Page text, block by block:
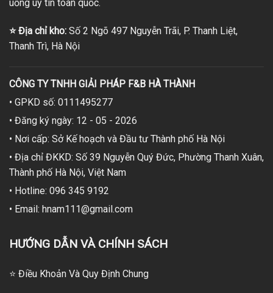
uống uy tín toàn quốc.
⭐Địa chỉ kho: Số 2 Ngõ 497 Nguyễn Trãi, P. Thanh Liệt,
Thanh Trì, Hà Nội
CÔNG TY TNHH GIẢI PHÁP F&B HÀ THÀNH
• GPKD số: 0111495277
• Đăng ký ngày: 12 - 05 - 2026
• Nơi cấp: Sở Kế hoạch và Đầu tư Thành phố Hà Nội
• Địa chỉ ĐKKD: Số 39 Nguyễn Quý Đức, Phường Thanh Xuân,
Thành phố Hà Nội, Việt Nam
• Hotline: 096 345 9192
• Email: hnam111@gmail.com
HƯỚNG DẪN VÀ CHÍNH SÁCH
⭐ Điều Khoản Và Quy Định Chung